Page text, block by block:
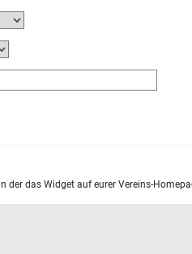
der das Widget auf eurer Vereins-